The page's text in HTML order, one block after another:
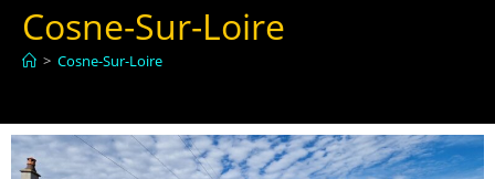
Cosne-Sur-Loire
> Cosne-Sur-Loire